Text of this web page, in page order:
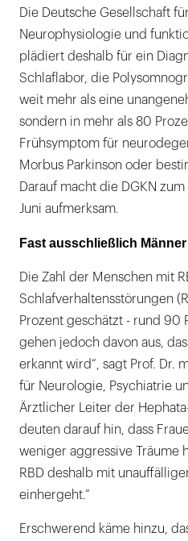
Die Deutsche Gesellschaft
Neurophysiologie und
plädiert deshalb für ein
Schlaflabor, die
weit mehr als eine
sondern in mehr als 80
Frühsymptom für
Morbus Parkinson oder
Darauf macht die DGKN
Juni aufmerksam.
Fast ausschließlich
Die Zahl der Menschen mit
Schlafverhaltensstörungen
Prozent geschätzt - rund 90
gehen jedoch davon aus,
erkannt wird“, sagt Prof. Dr.
für Neurologie, Psychiatrie
Ärztlicher Leiter der
deuten darauf hin, dass
weniger aggressive Träume
RBD deshalb mit
einhergeht.“
Erschwerend käme hinzu,